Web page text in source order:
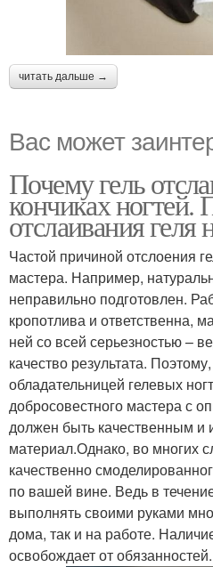
читать дальше →
Вас может
Почему гель
кончиках
отслаивания геля
Частой причиной отслоения
мастера. Например,
неправильно подготовлен.
кропотлива и ответственна,
ней со всей серьезностью –
качество результата.
обладательницей гелевых
добросовестного мастера с
должен быть качественным и
материал.Однако, во многих
качественно
по вашей вине. Ведь в
выполнять своими руками
дома, так и на работе.
освобождает от обязанностей.